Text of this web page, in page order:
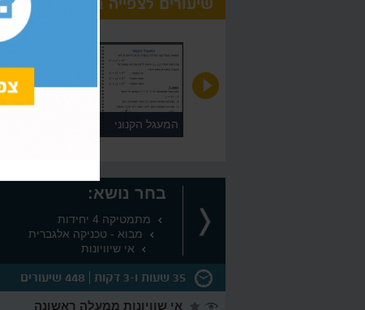
המעגל הקנוני
בחר נושא:
מתמטיקה 4 יחידות
מבוא - טכניקה אלגברית
אי שיוויונות
35 שעות ו-3 דקות 448 שיעורים
אי שוויונות ממעלה ראשונה